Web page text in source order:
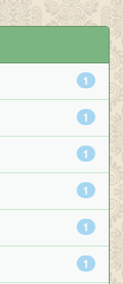
1
1
1
1
1
1